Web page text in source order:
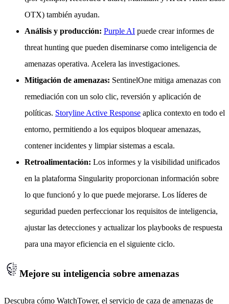
OTX) también ayudan.
Análisis y producción: Purple AI puede crear informes de
threat hunting que pueden diseminarse como inteligencia de
amenazas operativa. Acelera las investigaciones.
Mitigación de amenazas: SentinelOne mitiga amenazas con
remediación con un solo clic, reversión y aplicación de
políticas. Storyline Active Response aplica contexto en todo el
entorno, permitiendo a los equipos bloquear amenazas,
contener incidentes y limpiar sistemas a escala.
Retroalimentación: Los informes y la visibilidad unificados
en la plataforma Singularity proporcionan información sobre
lo que funcionó y lo que puede mejorarse. Los líderes de
seguridad pueden perfeccionar los requisitos de inteligencia,
ajustar las detecciones y actualizar los playbooks de respuesta
para una mayor eficiencia en el siguiente ciclo.
Mejore su inteligencia sobre amenazas
Descubra cómo WatchTower, el servicio de caza de amenazas de